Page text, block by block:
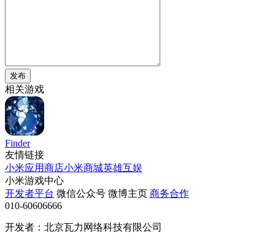
发布
相关游戏
Finder
友情链接
小米应用商店小米商城英雄互娱
小米游戏中心
开发者平台 微信公众号 微博主页 商务合作
010-60606666
开发者：北京瓦力网络科技有限公司